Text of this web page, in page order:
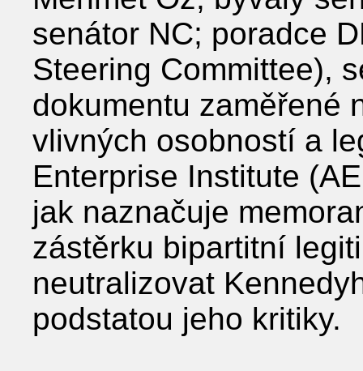
senátor NC; poradce
Steering Committee),
dokumentu zaměřené
vlivných osobností a
Enterprise Institute
jak naznačuje
zástěrku bipartitní
neutralizovat
podstatou jeho kritiky.